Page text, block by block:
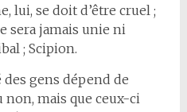
lui, se doit d’être cruel ;
sera jamais unie ni
; Scipion.
des gens dépend de
non, mais que ceux-ci